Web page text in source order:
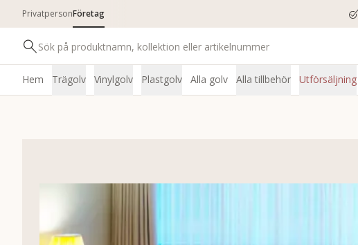
PrivatpersonFöretag
Hem Trägolv Vinylgolv Plastgolv Alla golv Alla tillbehör Utförsäljning